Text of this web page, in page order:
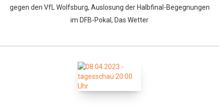
gegen den VfL Wolfsburg, Auslosung der Halbfinal-Begegnungen
im DFB-Pokal, Das Wetter